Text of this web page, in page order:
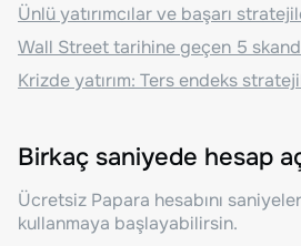
Ünlü yatırımcılar ve başarı
Wall Street tarihine geçen 5
Krizde yatırım: Ters endeks
Birkaç saniyede hesap
Ücretsiz Papara hesabını
kullanmaya başlayabilirsin.